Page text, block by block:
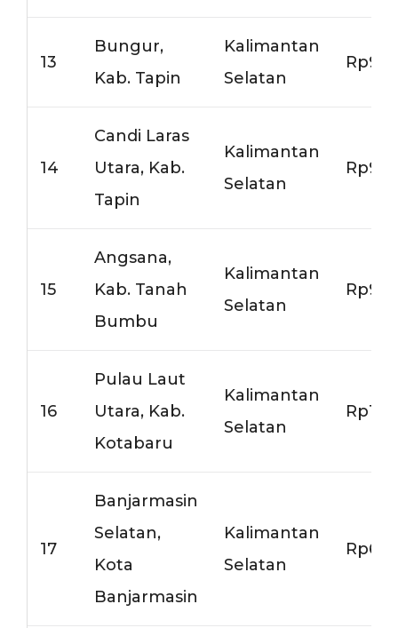
13
Bungur,
Kab. Tapin
Kalimantan
Selatan
14
Candi Laras
Utara, Kab.
Tapin
Kalimantan
Selatan
15
Angsana,
Kab. Tanah
Bumbu
Kalimantan
Selatan
16
Pulau Laut
Utara, Kab.
Kotabaru
Kalimantan
Selatan
17
Banjarmasin
Selatan,
Kota
Banjarmasin
Kalimantan
Selatan